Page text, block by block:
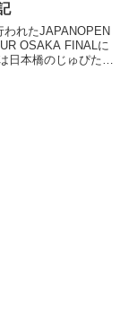
われたJAPANOPEN
OSAKA FINALに
日本橋のじゅぴた